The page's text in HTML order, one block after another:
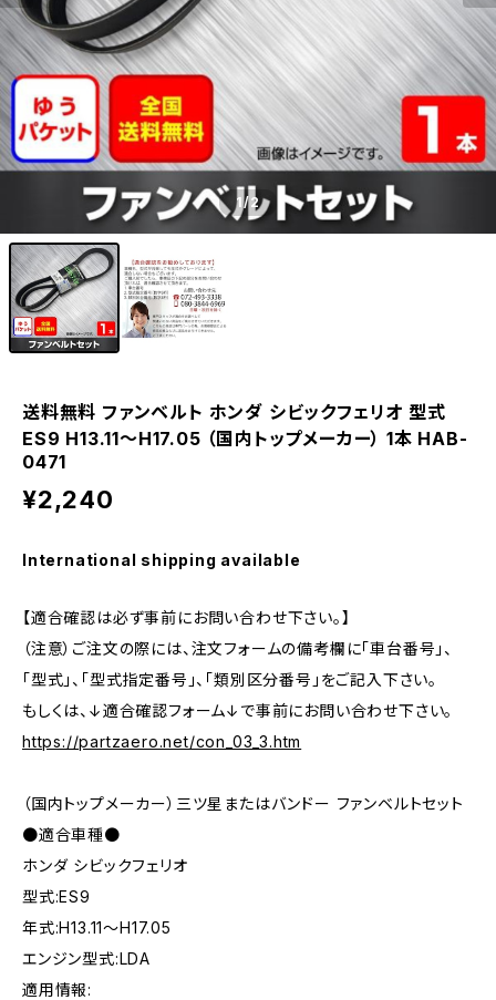
1/2
送料無料 ファンベルト ホンダ シビックフェリオ 型式
ES9 H13.11～H17.05 （国内トップメーカー） 1本 HAB-
0471
¥2,240
International shipping available
【適合確認は必ず事前にお問い合わせ下さい。】
（注意）ご注文の際には、注文フォームの備考欄に「車台番号」、
「型式」、「型式指定番号」、「類別区分番号」をご記入下さい。
もしくは、↓適合確認フォーム↓で事前にお問い合わせ下さい。
https://partzaero.net/con_03_3.htm
（国内トップメーカー）三ツ星またはバンドー ファンベルトセット
●適合車種●
ホンダ シビックフェリオ
型式:ES9
年式:H13.11～H17.05
エンジン型式:LDA
適用情報: